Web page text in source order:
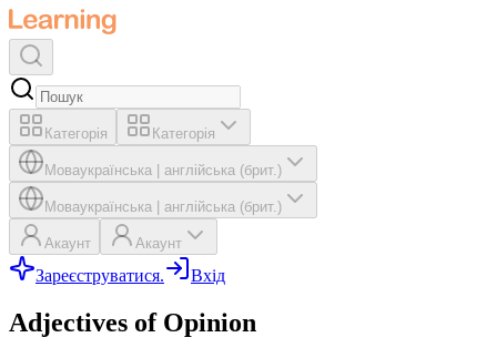
Категорія Категорія
Моваукраїнська англійська (брит.)
Моваукраїнська англійська (брит.)
Акаунт Акаунт
Зареєструватися. Вхід
Adjectives of Opinion